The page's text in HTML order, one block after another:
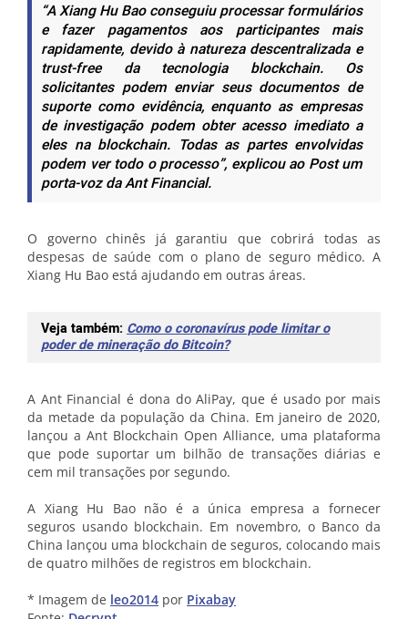
“A Xiang Hu Bao conseguiu processar formulários
e fazer pagamentos aos participantes mais
rapidamente, devido à natureza descentralizada e
trust-free da tecnologia blockchain. Os
solicitantes podem enviar seus documentos de
suporte como evidência, enquanto as empresas
de investigação podem obter acesso imediato a
eles na blockchain. Todas as partes envolvidas
podem ver todo o processo”, explicou ao Post um
porta-voz da Ant Financial.
O governo chinês já garantiu que cobrirá todas as
despesas de saúde com o plano de seguro médico. A
Xiang Hu Bao está ajudando em outras áreas.
Veja também: Como o coronavírus pode limitar o
poder de mineração do Bitcoin?
A Ant Financial é dona do AliPay, que é usado por mais
da metade da população da China. Em janeiro de 2020,
lançou a Ant Blockchain Open Alliance, uma plataforma
que pode suportar um bilhão de transações diárias e
cem mil transações por segundo.
A Xiang Hu Bao não é a única empresa a fornecer
seguros usando blockchain. Em novembro, o Banco da
China lançou uma blockchain de seguros, colocando mais
de quatro milhões de registros em blockchain.
* Imagem de leo2014 por Pixabay